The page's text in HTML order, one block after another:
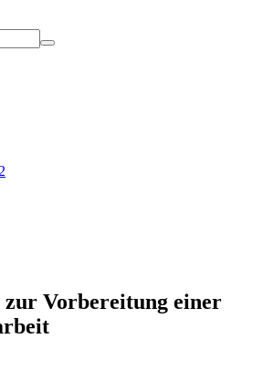
Vorbereitung einer